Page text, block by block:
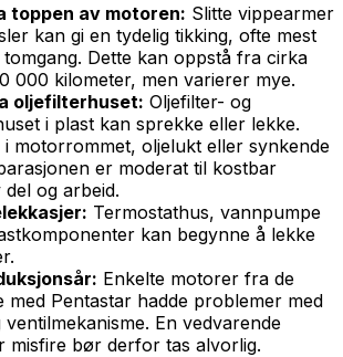
toppen av motoren: Slitte vippearmer
kan gi en tydelig tikking, ofte mest
Dette kan oppstå fra cirka
000 kilometer, men varierer mye.
oljefilterhuset: Oljefilter- og
i plast kan sprekke eller lekke.
i motorrommet, oljelukt eller synkende
er moderat til kostbar
og arbeid.
Termostathus, vannpumpe
kan begynne å lekke
Enkelte motorer fra de
med Pentastar hadde problemer med
En vedvarende
misfire bør derfor tas alvorlig.